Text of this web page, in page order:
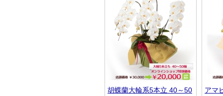
胡蝶蘭大輪系5本立 40～50
アマ